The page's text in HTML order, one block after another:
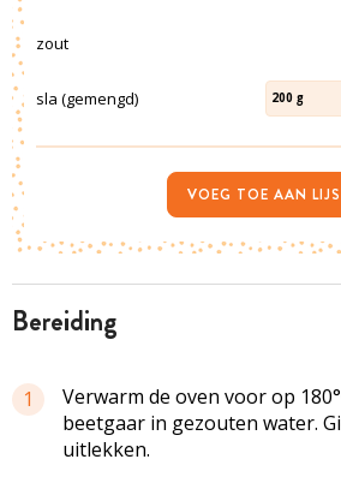
bereiding
1
Verwarm de oven voor op
beetgaar in gezouten water.
uitlekken.
zout
sla (gemengd) 200 g
VOEG TOE AAN